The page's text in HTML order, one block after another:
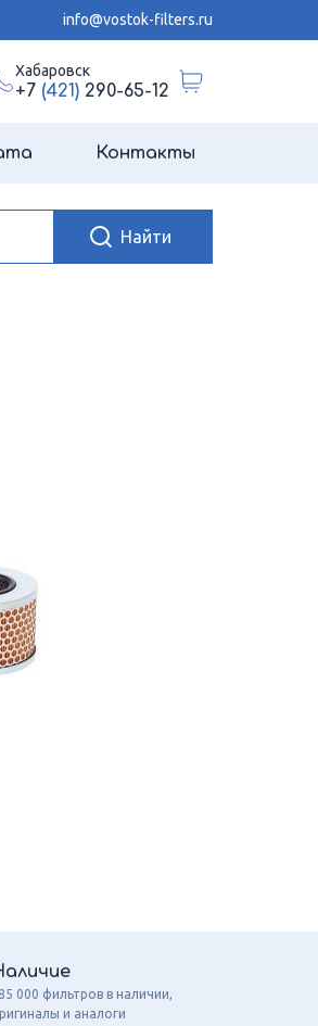
info@vostok-filters.ru
Хабаровск
+7 (421)290-65-12
Контакты
000 фильтров в наличии,
и аналоги